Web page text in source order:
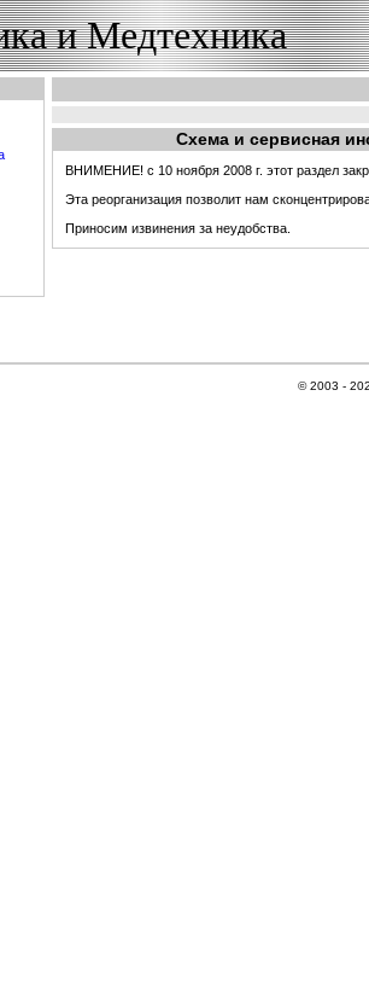
и Медтехника
Схема и сервисная
ВНИМЕНИЕ! с 10 ноября 2008 г. этот раздел
Эта реорганизация позволит нам
Приносим извинения за неудобства.
© 2003 -